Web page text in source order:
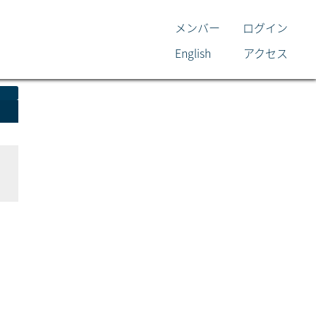
メンバー
ログイン
English
アクセス